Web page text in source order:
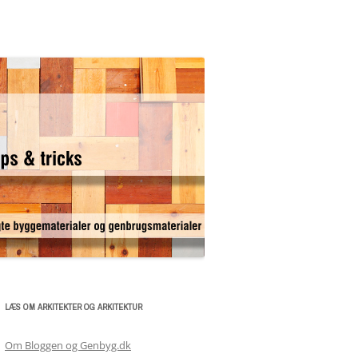
LÆS OM ARKITEKTER OG ARKITEKTUR
Om Bloggen og Genbyg.dk